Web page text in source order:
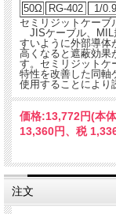
50Ω
RG-402 1/
セミリジットケーブ
JISケーブル、MIL
すいように外部導体
高くなると遮蔽効果
す。セミリジットケ
特性を改善した同軸
使用することにより
価格:13,772円(本
13,360円、税
注文